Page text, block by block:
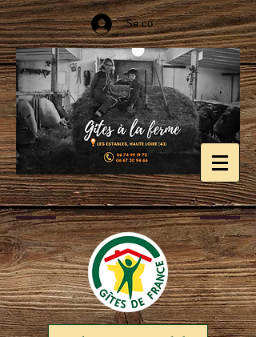
Se connecter